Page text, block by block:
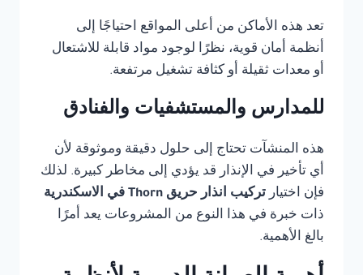
تعد هذه الأماكن من أعلى المواقع احتياجًا إلى
أنظمة أمان قوية، نظرًا لوجود مواد قابلة للاشتعال
أو معدات ثقيلة أو كثافة تشغيل مرتفعة.
للمدارس والمستشفيات والفنادق
هذه المنشآت تحتاج إلى حلول دقيقة وموثوقة لأن
أي تأخير في الإنذار قد يؤدي إلى مخاطر كبيرة. لذلك
فإن اختيار تركيب انذار حريق Thorn في الاسكندرية
ذات خبرة في هذا النوع من المشروعات يعد أمرًا
بالغ الأهمية.